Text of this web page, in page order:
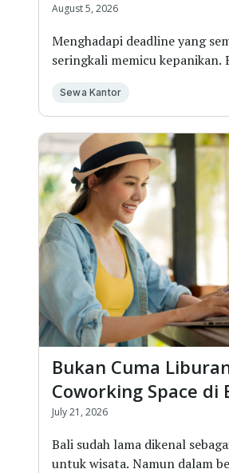
August 5, 2026
Menghadapi deadline yang semakin dekat
seringkali memicu kepanikan.
Sewa Kantor
Bukan Cuma
Coworking Space di
Networking
July 21, 2026
Bali sudah lama dikenal
untuk wisata. Namun dalam